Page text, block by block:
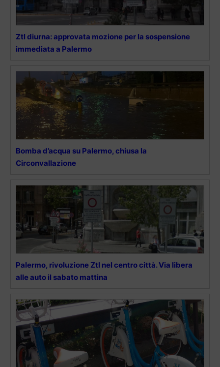
Ztl diurna: approvata mozione per la sospensione
immediata a Palermo
Bomba d’acqua su Palermo, chiusa la
Circonvallazione
Palermo, rivoluzione Ztl nel centro città. Via libera
alle auto il sabato mattina